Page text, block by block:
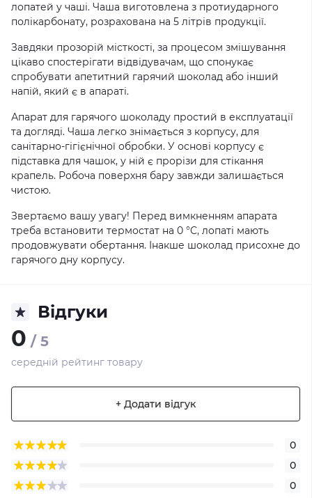
лопатей у чаші. Чаша виготовлена з протиударного
полікарбонату, розрахована на 5 літрів продукції.
Завдяки прозорій місткості, за процесом змішування
цікаво спостерігати відвідувачам, що спонукає
спробувати апетитний гарячий шоколад або інший
напій, який є в апараті.
Апарат для гарячого шоколаду простий в експлуатації
та догляді. Чаша легко знімається з корпусу, для
санітарно-гігієнічної обробки. У основі корпусу є
підставка для чашок, у ній є прорізи для стікання
крапель. Робоча поверхня бару завжди залишається
чистою.
Звертаємо вашу увагу! Перед вимкненням апарата
треба встановити термостат на 0 °C, лопаті мають
продовжувати обертання. Інакше шоколад присохне до
гарячого дну корпусу.
Відгуки
0 / 5
середній рейтинг товару
+ Додати відгук
0
0
0